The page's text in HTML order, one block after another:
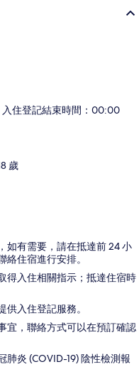
住登記結束時間：00:00
歲
如有需要，請在抵達前 24 小
住宿進行安排。
得入住相關指示；抵達住宿時
入住登記服務。
宜，聯絡方式可以在預訂確認
炎 (COVID-19) 陰性檢測報